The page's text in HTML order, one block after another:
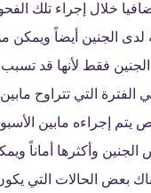
خلال إجراء تلك
الجنين أيضاً ويمكن
فقط لأنها قد
التي تتراوح
يتم إجراءه مابين
وأكثرها أماناً
بعض الحالات التي